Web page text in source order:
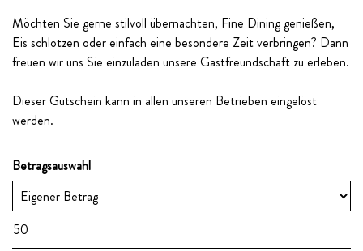
Möchten Sie gerne stilvoll übernachten, Fine Dining genießen,
Eis schlotzen oder einfach eine besondere Zeit verbringen? Dann
freuen wir uns Sie einzuladen unsere Gastfreundschaft zu erleben.
Dieser Gutschein kann in allen unseren Betrieben eingelöst
werden.
Betragsauswahl
Eigener Betrag